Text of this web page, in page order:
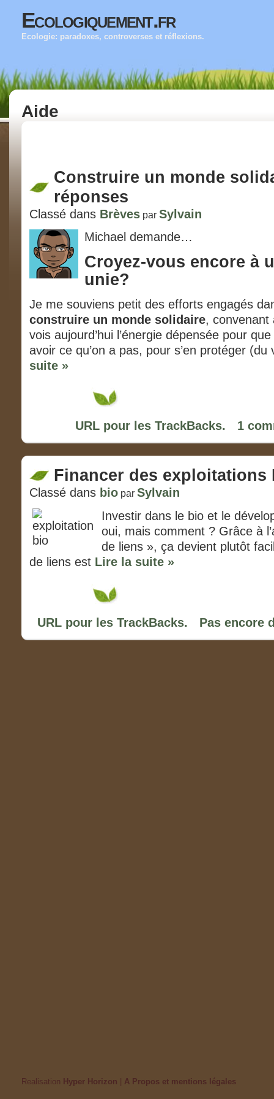
Ecologiquement.fr
Ecologie: paradoxes, controverses et réflexions.
Aide
Construire un monde
réponses
Classé dans Brèves par Sylvain
Michael demande…
Croyez-vous encore à
unie?
Je me souviens petit des efforts engagés
construire un monde solidaire, convenant
vois aujourd’hui l’énergie dépensée pour
avoir ce qu’on a pas, pour s’en protéger
suite »
URL pour les TrackBacks. 1
Financer des exploitations
Classé dans bio par Sylvain
Investir dans le bio et le
oui, mais comment ? Grâce à
de liens », ça devient plutôt
de liens est Lire la suite »
URL pour les TrackBacks. Pas encore
Realisation Hyper Horizon | A Propos et mentions légales